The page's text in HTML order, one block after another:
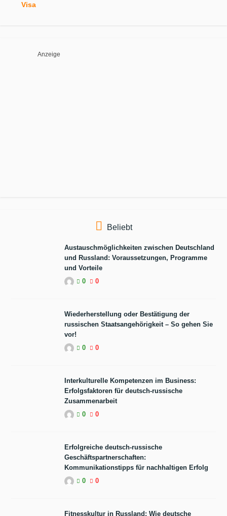
Visa
Anzeige
Beliebt
Austauschmöglichkeiten zwischen Deutschland
und Russland: Voraussetzungen, Programme
und Vorteile
0
0
Wiederherstellung oder Bestätigung der
russischen Staatsangehörigkeit – So gehen Sie
vor!
0
0
Interkulturelle Kompetenzen im Business:
Erfolgsfaktoren für deutsch-russische
Zusammenarbeit
0
0
Erfolgreiche deutsch-russische
Geschäftspartnerschaften:
Kommunikationstipps für nachhaltigen Erfolg
0
0
Fitnesskultur in Russland: Wie deutsche